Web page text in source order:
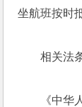
坐航班按时
相关法
《中